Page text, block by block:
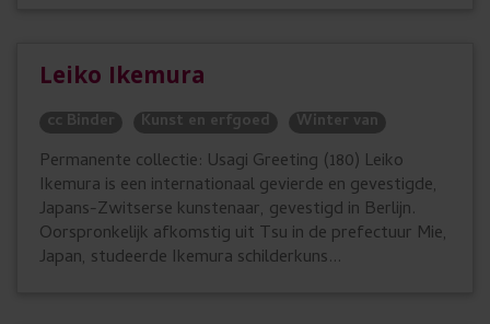
Leiko Ikemura
cc Binder Kunst en erfgoed Winter van
Permanente collectie: Usagi Greeting (180) Leiko
Ikemura is een internationaal gevierde en gevestigde,
Japans-Zwitserse kunstenaar, gevestigd in Berlijn.
Oorspronkelijk afkomstig uit Tsu in de prefectuur Mie,
Japan, studeerde Ikemura schilderkuns...